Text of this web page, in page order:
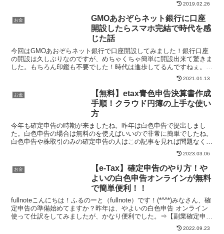
2019.02.26
お金
GMOあおぞらネット銀行に口座
開設したらスマホ完結で時代を感
じた話
今回はGMOあおぞらネット銀行で口座開設してみました！銀行口座
の開設は久しぶりなのですが、めちゃくちゃ簡単に開設出来て驚きま
した。もちろん印鑑も不要でした！時代は進歩してるんですねぇ。登
録方法も詳しく記載しましたので、これから口座開設しよう...2021.01.13
お金
【無料】etax青色申告決算書作成
手順！クラウド円簿の上手な使い
方
今年も確定申告の時期が来ましたね。昨年は白色申告で提出しまし
た。白色申告の場合は無料のを使えばいいので非常に簡単でしたね。
白色申告や株取引のみの確定申告の人はこの記事を見れば問題なく確
定申告出来ると思います⇒【確定申告】副業サラリーマン向け...2023.03.06
お金
【e-Tax】確定申告のやり方！や
よいの白色申告オンラインが無料
で簡単便利！！
fullnoteこんにちは！ふるのーと（fullnote）です！(*^^*)みなさん、確
定申告の準備始めてますか？昨年は、やよいの白色申告 オンライン
使って仕訳をしてみましたが、かなり便利でした。⇒【副業確定申告
2022.09.23